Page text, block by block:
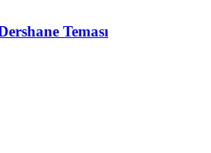
Teması